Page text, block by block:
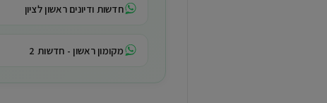
חדשות ודיונים ראשון לציון
מקומון ראשון - חדשות 2